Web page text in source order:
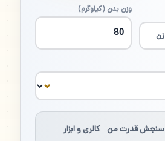
زن
وزن بدن (کیلوگرم)
سنجش قدرت من کالری و ابزار